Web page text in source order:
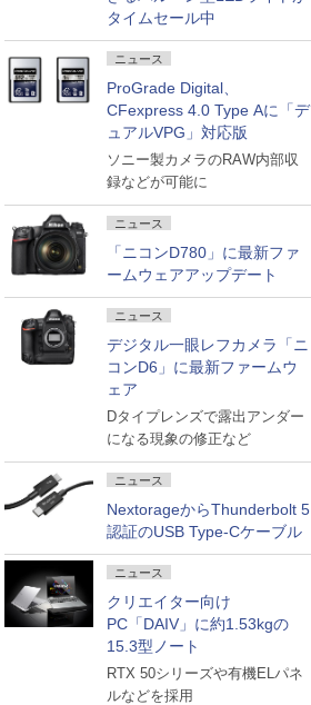
タイムセール中
ニュース
ProGrade Digital、
CFexpress 4.0 Type Aに「デ
ュアルVPG」対応版
ソニー製カメラのRAW内部収
録などが可能に
ニュース
「ニコンD780」に最新ファ
ームウェアアップデート
ニュース
デジタル一眼レフカメラ「ニ
コンD6」に最新ファームウ
ェア
Dタイプレンズで露出アンダー
になる現象の修正など
ニュース
NextorageからThunderbolt 5
認証のUSB Type-Cケーブル
ニュース
クリエイター向け
PC「DAIV」に約1.53kgの
15.3型ノート
RTX 50シリーズや有機ELパネ
ルなどを採用